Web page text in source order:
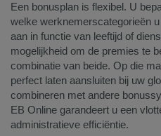
Een bonusplan is flexibel. U
welke werknemerscategorieën
aan in functie van leeftijd of
mogelijkheid om de premies te
combinatie van beide. Op die
perfect laten aansluiten bij uw
combineren met andere
EB Online garandeert u een
administratieve efficiëntie. ​